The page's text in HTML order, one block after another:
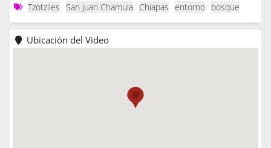
Tzotziles
San Juan Chamula Chiapas entorno bosque
Ubicación del Video